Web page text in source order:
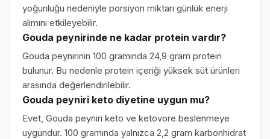
yoğunluğu nedeniyle porsiyon miktarı günlük enerji
alımını etkileyebilir.
Gouda peynirinde ne kadar protein vardır?
Gouda peynirinin 100 gramında 24,9 gram protein
bulunur. Bu nedenle protein içeriği yüksek süt ürünleri
arasında değerlendirilebilir.
Gouda peyniri keto diyetine uygun mu?
Evet, Gouda peyniri keto ve ketovore beslenmeye
uygundur. 100 gramında yalnızca 2,2 gram karbonhidrat